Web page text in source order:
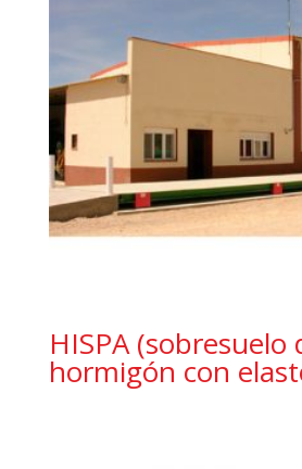
HISPA (sobresuelo
hormigón con